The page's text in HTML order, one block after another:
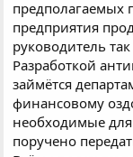
предполагаемых
предприятия
руководитель
Разработкой
займётся
финансовому
необходимые для
поручено